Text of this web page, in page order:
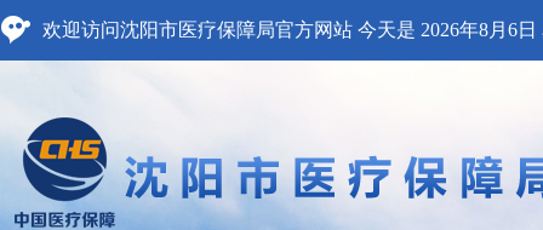
欢迎访问沈阳市医疗保障局官方网站 今天是 2026年8月6